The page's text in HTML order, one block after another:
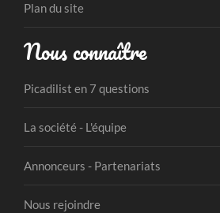
Plan du site
Nous connaître
Picadilist en 7 questions
La société - L'équipe
Annonceurs - Partenariats
Nous rejoindre